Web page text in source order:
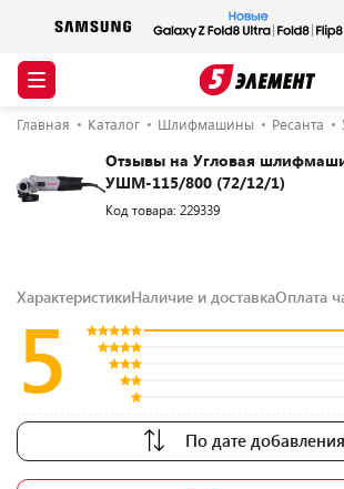
Главная Каталог Шлифмашины Ресанта
Отзывы на Угловая
УШМ-115/800 (72/12/1)
Код товара: 229339
ХарактеристикиНаличие и доставкаОплата
5
По дате добавления